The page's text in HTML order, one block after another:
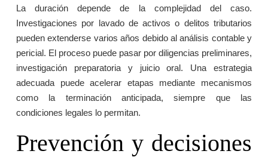
La duración depende de la complejidad del caso.
Investigaciones por lavado de activos o delitos tributarios
pueden extenderse varios años debido al análisis contable y
pericial. El proceso puede pasar por diligencias preliminares,
investigación preparatoria y juicio oral. Una estrategia
adecuada puede acelerar etapas mediante mecanismos
como la terminación anticipada, siempre que las
condiciones legales lo permitan.
Prevención y decisiones